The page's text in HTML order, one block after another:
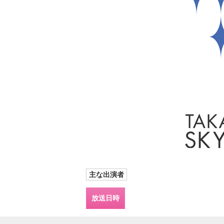
主な出演者
放送日時